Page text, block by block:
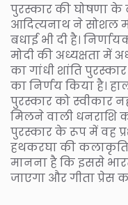
पुरस्कार की घोषणा के
आदित्यनाथ ने सोशल
बधाई भी दी है।
मोदी की अध्यक्षता में
का गांधी शांति
का निर्णय किया है।
पुरस्कार को स्वीकार
मिलने वाली धनराशि
पुरस्कार के रूप में वह
हथकरघा की कलाकृति
मानना है कि इससे
जाएगा और गीता प्रेस